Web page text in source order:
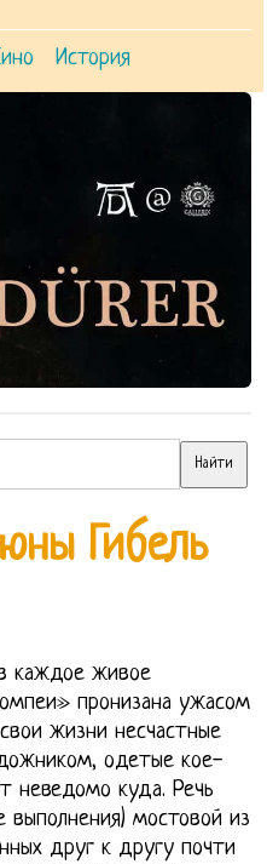
История
Гибель
каждое живое
пронизана ужасом
жизни несчастные
одетые кое-
неведомо куда. Речь
мостовой из
друг к другу почти